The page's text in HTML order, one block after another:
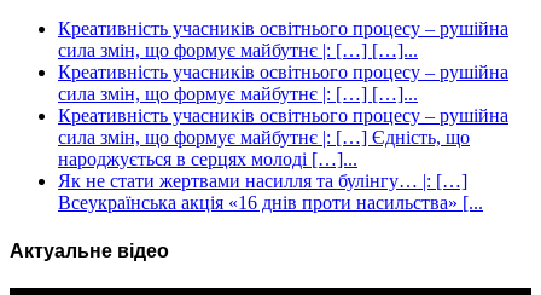
Креативність учасників освітнього процесу – рушійна
сила змін, що формує майбутнє |: […] […]...
Креативність учасників освітнього процесу – рушійна
сила змін, що формує майбутнє |: […] […]...
Креативність учасників освітнього процесу – рушійна
сила змін, що формує майбутнє |: […] Єдність, що
народжується в серцях молоді […]...
Як не стати жертвами насилля та булінгу… |: […]
Всеукраїнська акція «16 днів проти насильства» [...
Актуальне відео